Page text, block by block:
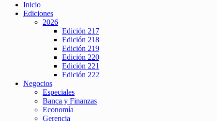
Inicio
Ediciones
2026
Edición 217
Edición 218
Edición 219
Edición 220
Edición 221
Edición 222
Negocios
Especiales
Banca y Finanzas
Economía
Gerencia